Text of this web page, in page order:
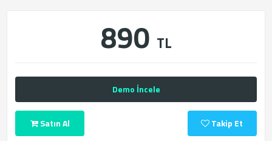
890 TL
Demo İncele
Satın Al Takip Et